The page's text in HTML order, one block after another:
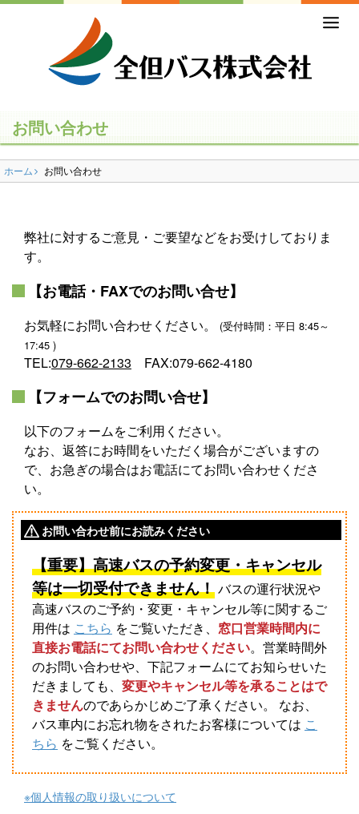
初めての方
乗合バス（路線バス・高速バス）
一般路線バス
コミュニティバス
営業所のご案内
貸切バス・ツアー
らく旅
高速バスツアー
ゼンタンショップ
指定管理等
関連サービス事業
バス広告
ビジネスイン・全但
企業情報
社長メッセージ
全但バスの取り組み
お問い合わせ
ホーム お問い合わせ
弊社に対するご意見・ご要望などをお受けしておりま
す。
【お電話・FAXでのお問い合せ】
お気軽にお問い合わせください。
(受付時間：平日 8:45～
17:45 )
TEL:079-662-2133 FAX:079-662-4180
【フォームでのお問い合せ】
以下のフォームをご利用ください。
なお、返答にお時間をいただく場合がございますの
で、お急ぎの場合はお電話にてお問い合わせくださ
い。
お問い合わせ前にお読みください
【重要】高速バスの予約変更・キャンセル
等は一切受付できません！バスの運行状況や
高速バスのご予約・変更・キャンセル等に関するご
用件は こちら をご覧いただき、 窓口営業時間内に
直接お電話にてお問い合わせください。営業時間外
のお問い合わせや、下記フォームにてお知らせいた
だきましても、 変更やキャンセル等を承ることはで
きませんのであらかじめご了承ください。 なお、
バス車内にお忘れ物をされたお客様については こ
ちら をご覧ください。
※個人情報の取り扱いについて